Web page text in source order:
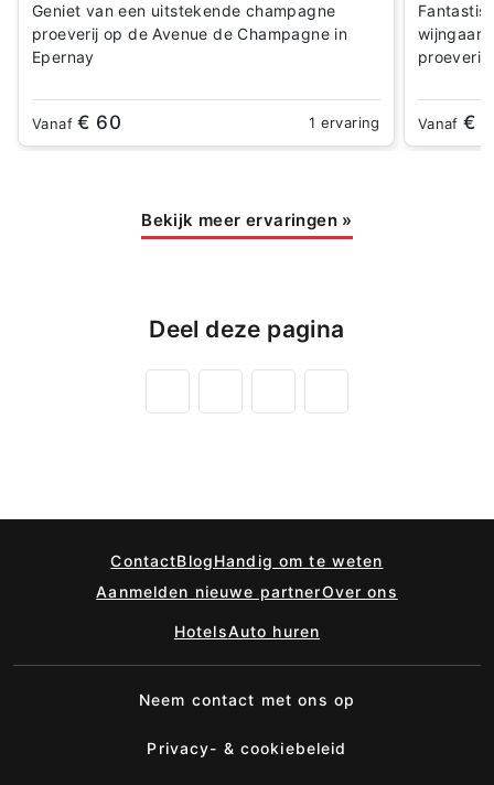
Geniet van een uitstekende champagne
proeverij op de Avenue de Champagne in
Epernay
Vanaf€ 60 1 ervaring
proeverij
Vanaf€
Bekijk meer ervaringen »
Deel deze pagina
ContactBlogHandig om te weten
Aanmelden nieuwe partnerOver ons
HotelsAuto huren
Neem contact met ons op
Privacy- & cookiebeleid